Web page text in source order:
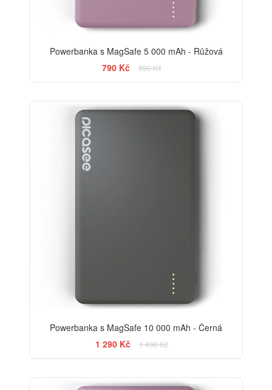
Powerbanka s MagSafe 5 000 mAh - Růžová
790 Kč
990 Kč
Powerbanka s MagSafe 10 000 mAh - Černá
1 290 Kč
1 490 Kč